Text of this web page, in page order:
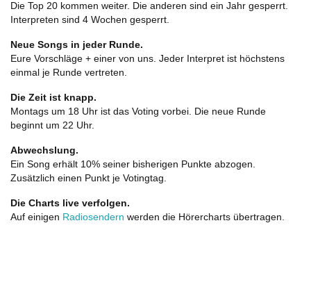
Die Top 20 kommen weiter. Die anderen sind ein Jahr gesperrt.
Interpreten sind 4 Wochen gesperrt.
Neue Songs in jeder Runde.
Eure Vorschläge + einer von uns. Jeder Interpret ist höchstens
einmal je Runde vertreten.
Die Zeit ist knapp.
Montags um 18 Uhr ist das Voting vorbei. Die neue Runde
beginnt um 22 Uhr.
Abwechslung.
Ein Song erhält 10% seiner bisherigen Punkte abzogen.
Zusätzlich einen Punkt je Votingtag.
Die Charts live verfolgen.
Auf einigen Radiosendern werden die Hörercharts übertragen.